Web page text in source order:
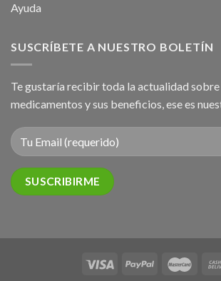
Ayuda
SUSCRÍBETE A NUESTRO BOLETÍN
Te gustaría recibir toda la actualidad sobre
medicamentos y sus beneficios, ese es